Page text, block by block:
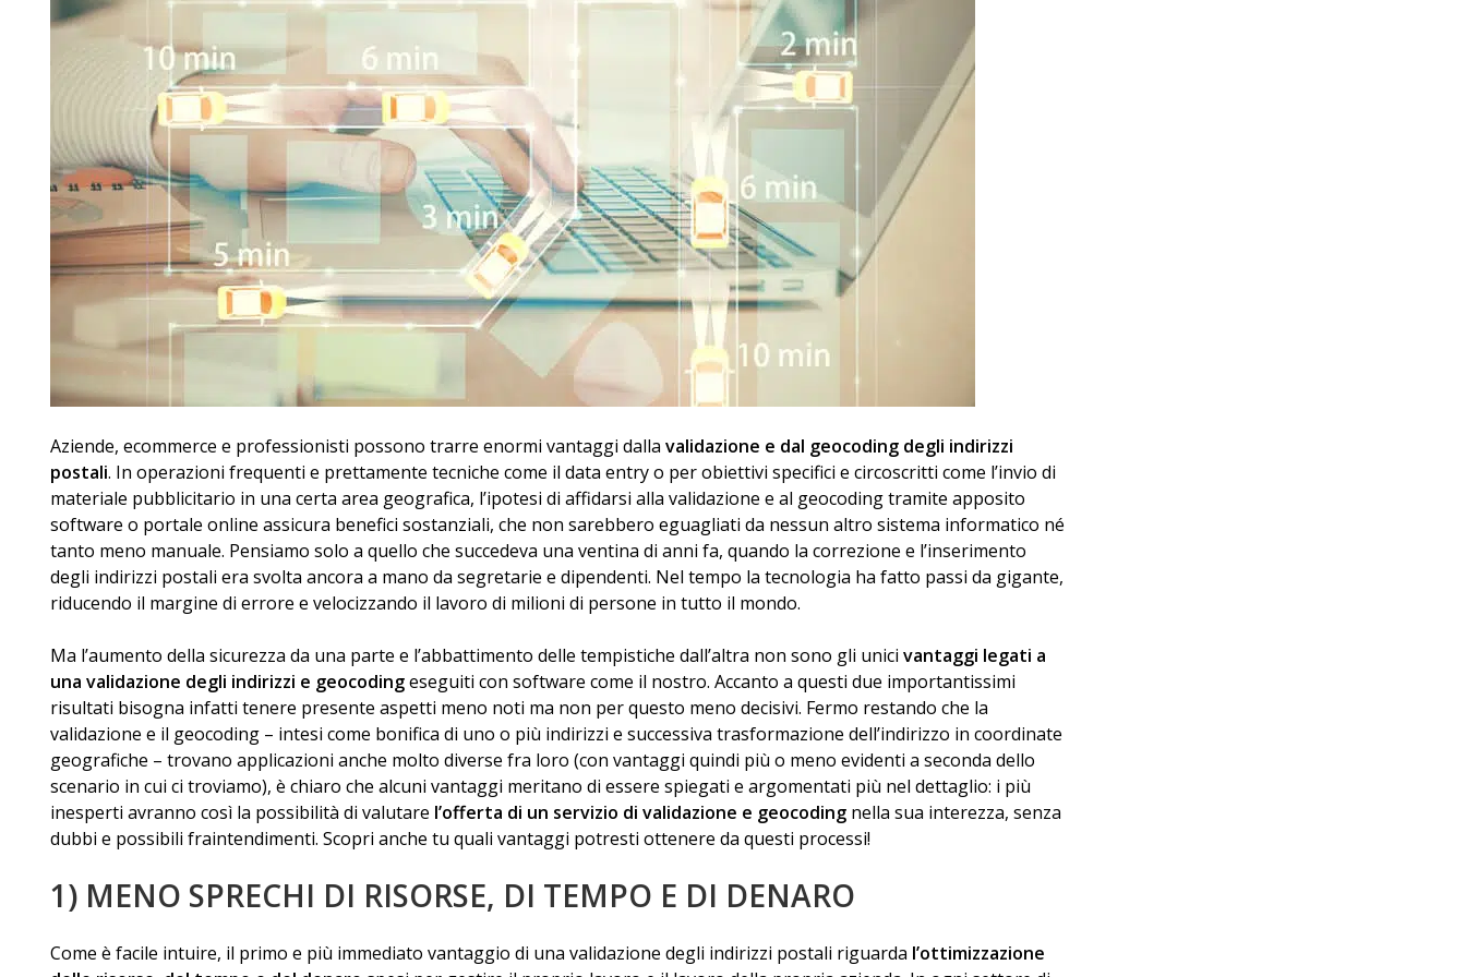
Aziende, ecommerce e professionisti possono trarre enormi vantaggi dalla validazione e dal geocoding degli indirizzi
postali. In operazioni frequenti e prettamente tecniche come il data entry o per obiettivi specifici e circoscritti come l’invio di
materiale pubblicitario in una certa area geografica, l’ipotesi di affidarsi alla validazione e al geocoding tramite apposito
software o portale online assicura benefici sostanziali, che non sarebbero eguagliati da nessun altro sistema informatico né
tanto meno manuale. Pensiamo solo a quello che succedeva una ventina di anni fa, quando la correzione e l’inserimento
degli indirizzi postali era svolta ancora a mano da segretarie e dipendenti. Nel tempo la tecnologia ha fatto passi da gigante,
riducendo il margine di errore e velocizzando il lavoro di milioni di persone in tutto il mondo.
Ma l’aumento della sicurezza da una parte e l’abbattimento delle tempistiche dall’altra non sono gli unici vantaggi legati a
una validazione degli indirizzi e geocodingeseguiti con software come il nostro. Accanto a questi due importantissimi
risultati bisogna infatti tenere presente aspetti meno noti ma non per questo meno decisivi. Fermo restando che la
validazione e il geocoding – intesi come bonifica di uno o più indirizzi e successiva trasformazione dell’indirizzo in coordinate
geografiche – trovano applicazioni anche molto diverse fra loro (con vantaggi quindi più o meno evidenti a seconda dello
scenario in cui ci troviamo), è chiaro che alcuni vantaggi meritano di essere spiegati e argomentati più nel dettaglio: i più
inesperti avranno così la possibilità di valutare l’offerta di un servizio di validazione e geocoding nella sua interezza, senza
dubbi e possibili fraintendimenti. Scopri anche tu quali vantaggi potresti ottenere da questi processi!
1) MENO SPRECHI DI RISORSE, DI TEMPO E DI DENARO
Come è facile intuire, il primo e più immediato vantaggio di una validazione degli indirizzi postali riguarda l’ottimizzazione